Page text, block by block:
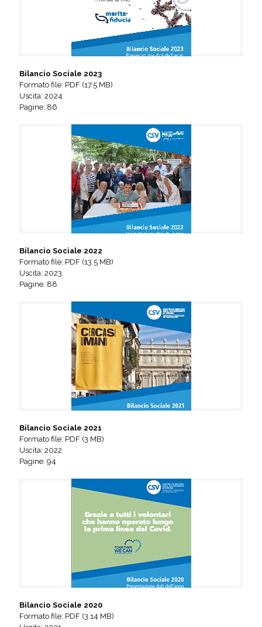
Bilancio Sociale 2023
Formato file: PDF (17.5 MB)
Uscita: 2024
Pagine: 86
Bilancio Sociale 2022
Formato file: PDF (13.5 MB)
Uscita: 2023
Pagine: 88
Bilancio Sociale 2021
Formato file: PDF (3 MB)
Uscita: 2022
Pagine: 94
Bilancio Sociale 2020
Formato file: PDF (3.14 MB)